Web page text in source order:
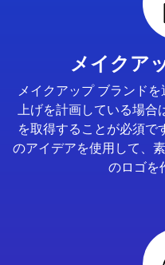
メイクア
メイクアップ ブランド
上げを計画している場合
を取得することが必須で
のアイデアを使用して、
のロゴを